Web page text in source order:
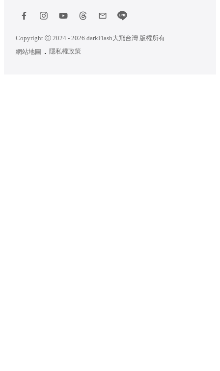
Copyright ⓒ 2024 - 2026 darkFlash大飛台灣 版權所有
網站地圖
隱私權政策